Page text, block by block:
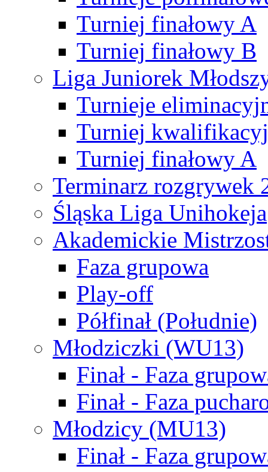
Turniej finałowy A
Turniej finałowy B
Liga Juniorek
Turnieje
Turniej
Turniej finałowy A
Terminarz rozgrywek
Śląska Liga Unihokeja
Akademickie
Faza grupowa
Play-off
Półfinał (Południe)
Młodziczki (WU13)
Finał - Faza
Finał - Faza
Młodzicy (MU13)
Finał - Faza